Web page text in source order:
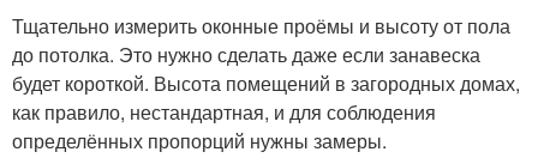
Тщательно измерить оконные проёмы и высоту от пола
до потолка. Это нужно сделать даже если занавеска
будет короткой. Высота помещений в загородных домах,
как правило, нестандартная, и для соблюдения
определённых пропорций нужны замеры.